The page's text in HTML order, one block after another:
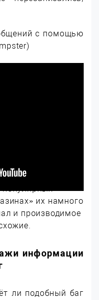
с помощью
их намного
и производимое
информации
ли подобный баг